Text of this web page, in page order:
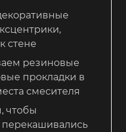
стене
резиновые
прокладки в
смесителя
чтобы
перекашивались